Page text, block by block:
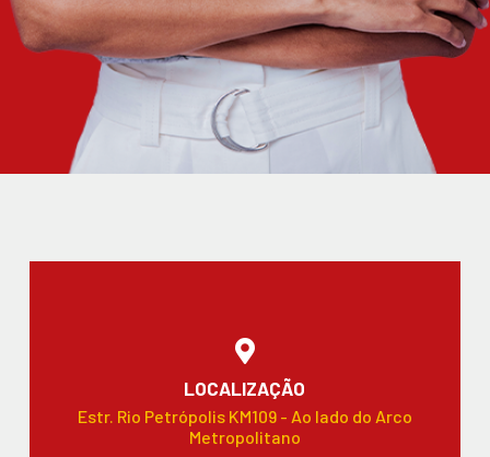
LOCALIZAÇÃO
Estr. Rio Petrópolis KM109 - Ao lado do Arco
Metropolitano